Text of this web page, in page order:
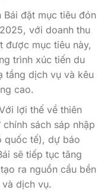
Bái đặt mục tiêu đón
với doanh thu
được mục tiêu này,
trình xúc tiến du
tầng dịch vụ và kêu
cao.
lợi thế về thiên
sách sáp nhập
quốc tế), dự báo
sẽ tiếp tục tăng
ra nguồn cầu bền
dịch vụ.